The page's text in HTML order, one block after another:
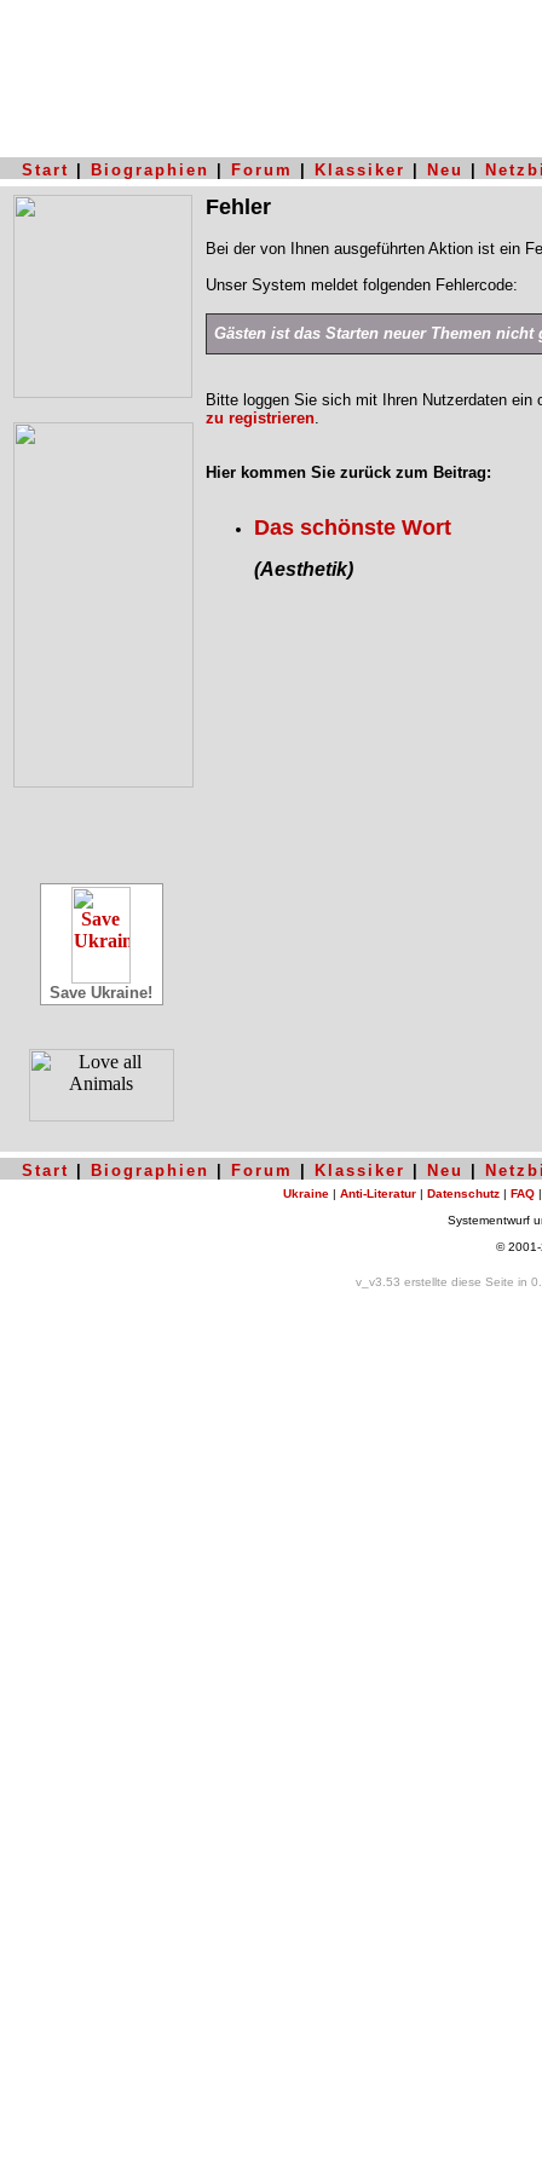
Start Biographien Forum Klassiker Neu
Save Ukraine!
Fehler
Bei der von Ihnen ausgeführten Aktion ist ein
Unser System meldet folgenden Fehlercode:
Gästen ist das Starten neuer Themen nicht
Bitte loggen Sie sich mit Ihren Nutzerdaten
zu registrieren.
Hier kommen Sie zurück zum Beitrag:
Das schönste Wort
(Aesthetik)
Start Biographien Forum Klassiker Neu
Ukraine | Anti-Literatur | Datenschutz | FAQ
Systementwurf
©
v_v3.53 erstellte diese Seite in